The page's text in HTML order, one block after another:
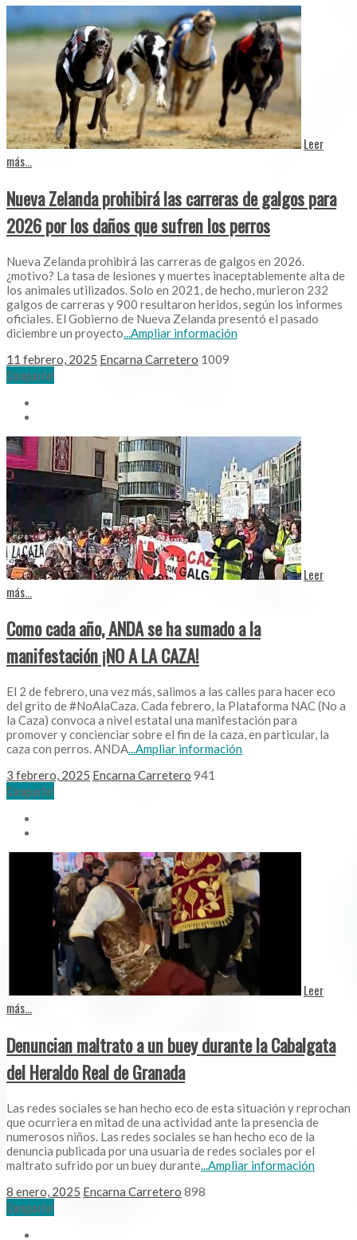
Leer
más...
Nueva Zelanda prohibirá las carreras de galgos para
2026 por los daños que sufren los perros
Nueva Zelanda prohibirá las carreras de galgos en 2026.
¿motivo? La tasa de lesiones y muertes inaceptablemente alta de
los animales utilizados. Solo en 2021, de hecho, murieron 232
galgos de carreras y 900 resultaron heridos, según los informes
oficiales. El Gobierno de Nueva Zelanda presentó el pasado
diciembre un proyecto...Ampliar información
11 febrero, 2025 Encarna Carretero 1009
Comparte!
Leer
más...
Como cada año, ANDA se ha sumado a la
manifestación ¡NO A LA CAZA!
El 2 de febrero, una vez más, salimos a las calles para hacer eco
del grito de #NoAlaCaza. Cada febrero, la Plataforma NAC (No a
la Caza) convoca a nivel estatal una manifestación para
promover y concienciar sobre el fin de la caza, en particular, la
caza con perros. ANDA...Ampliar información
3 febrero, 2025 Encarna Carretero 941
Comparte!
Leer
más...
Denuncian maltrato a un buey durante la Cabalgata
del Heraldo Real de Granada
Las redes sociales se han hecho eco de esta situación y reprochan
que ocurriera en mitad de una actividad ante la presencia de
numerosos niños. Las redes sociales se han hecho eco de la
denuncia publicada por una usuaria de redes sociales por el
maltrato sufrido por un buey durante ...Ampliar información
8 enero, 2025 Encarna Carretero 898
Comparte!